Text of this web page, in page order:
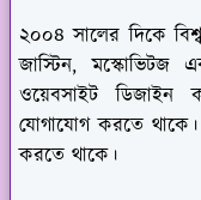
২০০৪ সালের দিকে
জাস্টিন, মস্কোভিটজ
ওয়েবসাইট ডিজাইন
যোগাযোগ করতে থাকে।
করতে থাকে।